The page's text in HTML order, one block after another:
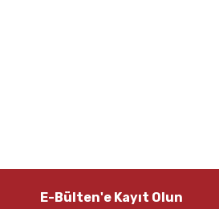
E-Bülten'e Kayıt Olun